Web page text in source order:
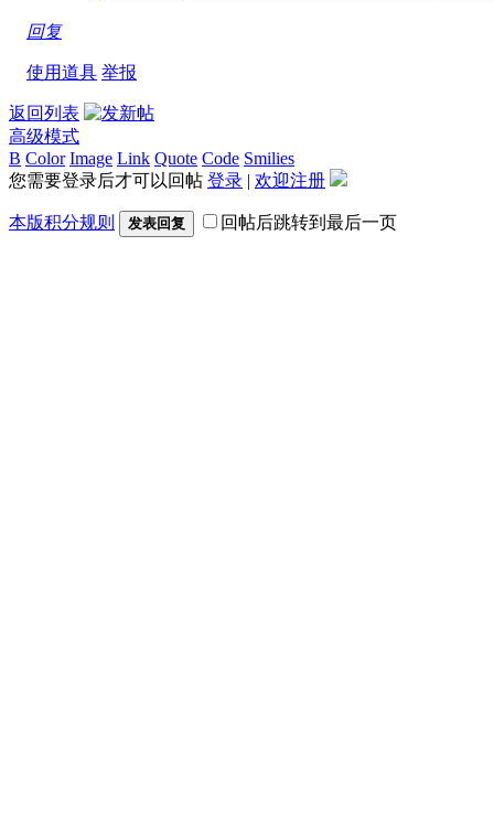
回复
使用道具 举报
返回列表
高级模式
B Color Image Link Quote Code Smilies
您需要登录后才可以回帖 登录 | 欢迎注册
本版积分规则 发表回复 回帖后跳转到最后一页